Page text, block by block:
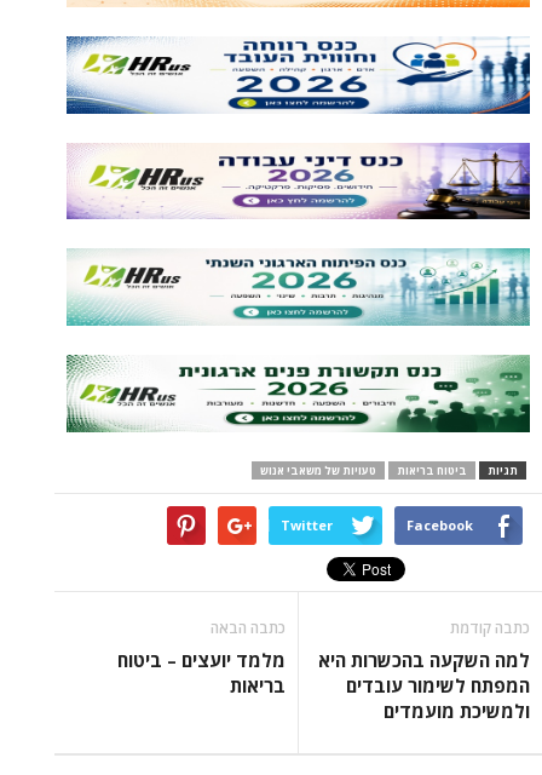
תגיות ביטוח בריאות טעויות של משאבי אנוש
Facebook
Twitter
כתבה קודמת
למה השקעה בהכשרות היא
המפתח לשימור עובדים
ולמשיכת מועמדים
כתבה הבאה
מלמד יועצים – ביטוח
בריאות